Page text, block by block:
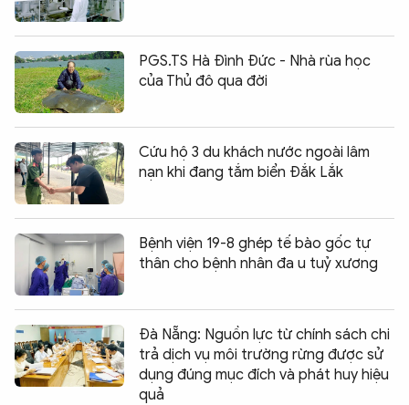
PGS.TS Hà Đình Đức - Nhà rùa học
của Thủ đô qua đời
Cứu hộ 3 du khách nước ngoài lâm
nạn khi đang tắm biển Đắk Lắk
Bệnh viện 19-8 ghép tế bào gốc tự
thân cho bệnh nhân đa u tuỷ xương
Đà Nẵng: Nguồn lực từ chính sách chi
trả dịch vụ môi trường rừng được sử
dụng đúng mục đích và phát huy hiệu
quả